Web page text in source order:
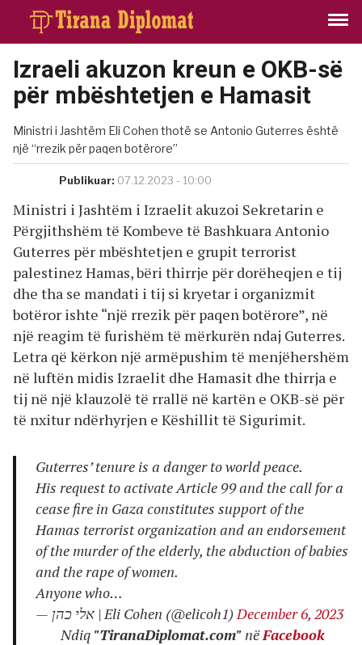
Izraeli akuzon kreun e OKB-së
për mbështetjen e Hamasit
Ministri i Jashtëm Eli Cohen thotë se Antonio Guterres është
një “rrezik për paqen botërore”
Publikuar: 07.12.2023 - 10:00
Ministri i Jashtëm i Izraelit akuzoi Sekretarin e
Përgjithshëm të Kombeve të Bashkuara Antonio
Guterres për mbështetjen e grupit terrorist
palestinez Hamas, bëri thirrje për dorëheqjen e tij
dhe tha se mandati i tij si kryetar i organizmit
botëror ishte “një rrezik për paqen botërore”, në
një reagim të furishëm të mërkurën ndaj Guterres.
Letra që kërkon një armëpushim të menjëhershëm
në luftën midis Izraelit dhe Hamasit dhe thirrja e
tij në një klauzolë të rrallë në kartën e OKB-së për
të nxitur ndërhyrjen e Këshillit të Sigurimit.
Guterres’ tenure is a danger to world peace.
His request to activate Article 99 and the call for a
cease fire in Gaza constitutes support of the
Hamas terrorist organization and an endorsement
of the murder of the elderly, the abduction of babies
and the rape of women.
Anyone who…
— אלי כהן | Eli Cohen (@elicoh1) December 6, 2023
Ndiq "TiranaDiplomat.com" nëFacebook